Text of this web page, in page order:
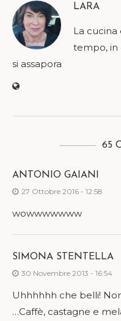
LARA
La cucina
tempo, in
si assapora
65
ANTONIO GAIANI
27 Ottobre 2016 - 12:58
wowwwwwww
SIMONA STENTELLA
30 Novembre 2013 - 16:54
Uhhhhhh che belli!
…Caffè, castagne e